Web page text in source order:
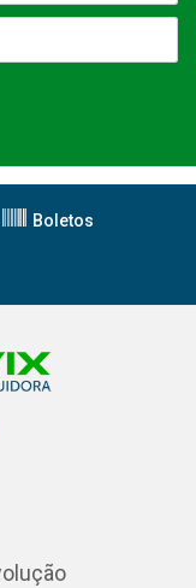
Boletos